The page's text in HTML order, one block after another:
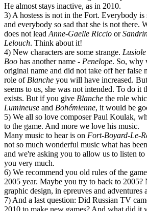
He almost stays inactive, as in 2010.
3) A hostess is not in the Fort. Everybody is
and everybody so sad that she is not there.
does not lead Anne-Gaelle Riccio or
Lelouch. Think about it!
4) New characters are some strange. Lusiole
Boo has another name - Penelope. So, why
original name and did not take off her false
role of Blanche you will have increased.
seems to us, she was not intended. To do it
exists. But if you give Blanche the role
Lumineuse and Bohémienne, it would be
5) We all so love composer Paul Koulak,
to the game. And more we love his music.
Many music to hear is on Fort-Boyard-Le-
not so much wonderful music what has
and we're asking you to allow us to listen
you very much.
6) We recommend you old rules of the
2005 year. Maybe you try to back to
graphic design, in epreuves and adventures
7) And a last question: Did Russian TV